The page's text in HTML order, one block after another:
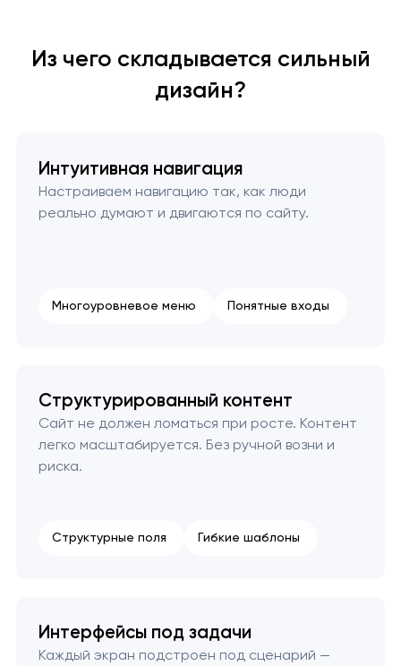
Из чего складывается сильный
дизайн?
Интуитивная навигация
Настраиваем навигацию так, как люди
реально думают и двигаются по сайту.
Многоуровневое меню Понятные входы
Структурированный контент
Сайт не должен ломаться при росте. Контент
легко масштабируется. Без ручной возни и
риска.
Структурные поля Гибкие шаблоны
Интерфейсы под задачи
Каждый экран подстроен под сценарий —